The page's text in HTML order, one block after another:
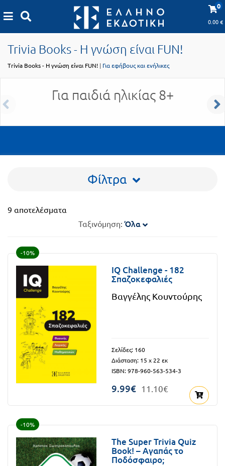
0
0.00€
X
Βιβλία
για
ενήλικες
Εκπαιδευτικά
γνώση
Παιδικό
βιβλίο
Χάρτες
Πανεπιστημιακά
Ορθόδοξα
χριστιανικά
γλώσσες
Α.Σ.Ε.Π.
Προδημοτική
εκπαίδευση
Εκπαιδευτικές
αφίσες
Βιβλία
νηπιαγωγείου
Ελληνίζειν
Τάξη
Γ΄
Τάξη
Τάξη
Ε΄
Τάξη
ΣΤ΄
Γυμνάσιο
Α΄
Τάξη
Trivia Books - Η γνώση είναι FUN!
Trivia Books - Η γνώση είναι FUN! | Για εφήβους και ενήλικες
Για παιδιά ηλικίας 8+
Φίλτρα
9 αποτελέσματα
Ταξινόμηση:Όλα
-10%
IQ Challenge - 182
Σπαζοκεφαλιές
Βαγγέλης Κουντούρης
Σελίδες: 160
Διάσταση: 15 x 22 εκ
ISBN: 978-960-563-534-3
9.99€ 11.10€
-10%
The Super Trivia Quiz
Book! – Αγαπάς το
Ποδόσφαιρο;